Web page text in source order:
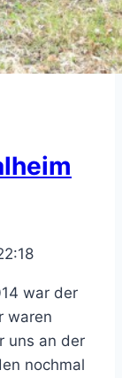
war der
waren
uns an der
nochmal